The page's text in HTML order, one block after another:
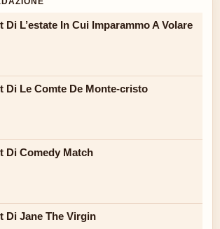
Di L’estate In Cui Imparammo A Volare
Di Le Comte De Monte-cristo
Di Comedy Match
Di Jane The Virgin